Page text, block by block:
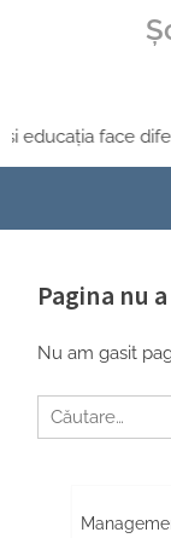
educația face
Pagina nu
Nu am gasit
Caută
după: